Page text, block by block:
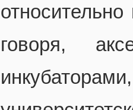
говоря,